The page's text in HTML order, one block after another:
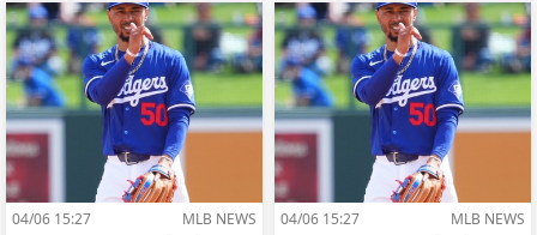
応]
04/06 15:27 MLB NEWS 04/06 15:27 MLB NEWS